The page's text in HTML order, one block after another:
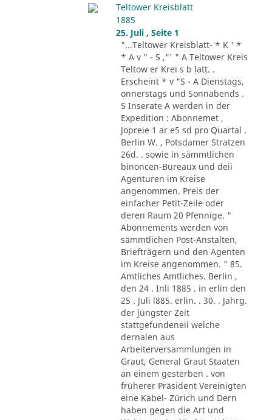
Teltower Kreisblatt
1885
25. Juli , Seite 1
"...Teltower Kreisblatt- * K ' *
* A v " - S ,"' " A Teltower Kreis
Teltow er Krei s b latt. .
Erscheint * v "S - A Dienstags,
onnerstags und Sonnabends .
S Inserate A werden in der
Expedition : Abonnemet ,
Jopreie 1 ar e5 sd pro Quartal .
Berlin W. , Potsdamer Stratzen
26d. . sowie in sämmtlichen
binoncen-Bureaux und deii
Agenturen im Kreise
angenommen. Preis der
einfacher Petit-Zeile oder
deren Raum 20 Pfennige. "
Abonnements werden von
sämmtlichen Post-Anstalten,
Briefträgern und den Agenten
im Kreise angenommen. " 85.
Amtliches Amtliches. Berlin ,
den 24 . Inli 1885 . in erlin den
25 . Juli l885. erlin. . 30. . Jahrg.
der jüngster Zeit
stattgefundeneii welche
dernalen aus
Arbeiterversammlungen in
Graut, General Graut Staaten
an einem gesterben . von
früherer Präsident Vereinigten
eine Kabel- Zürich und Dern
haben gegen die Art und